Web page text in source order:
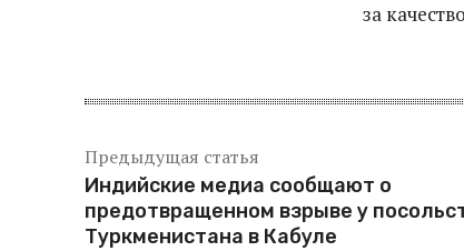
за
Предыдущая статья
Индийские медиа сообщают о
предотвращенном взрыве у
Туркменистана в Кабуле